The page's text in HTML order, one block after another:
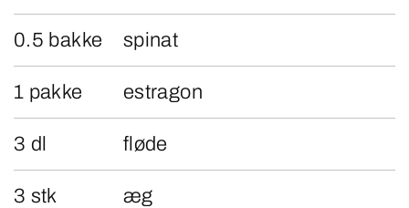
0.5 bakke spinat
1 pakke estragon
3 dl fløde
3 stk æg